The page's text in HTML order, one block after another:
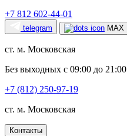
+7 812 602-44-01
telegram MAX
ст. м. Московская
Без выходных с 09:00 до 21:00
+7 (812) 250-97-19
ст. м. Московская
Контакты